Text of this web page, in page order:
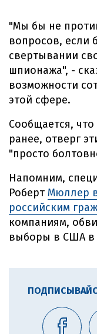
"Мы бы не
вопросов, если
свертывании
шпионажа", -
возможности
этой сфере.
Сообщается,
ранее, отверг
"просто
Напомним,
Роберт Мюллер
российским
компаниям,
выборы в США в